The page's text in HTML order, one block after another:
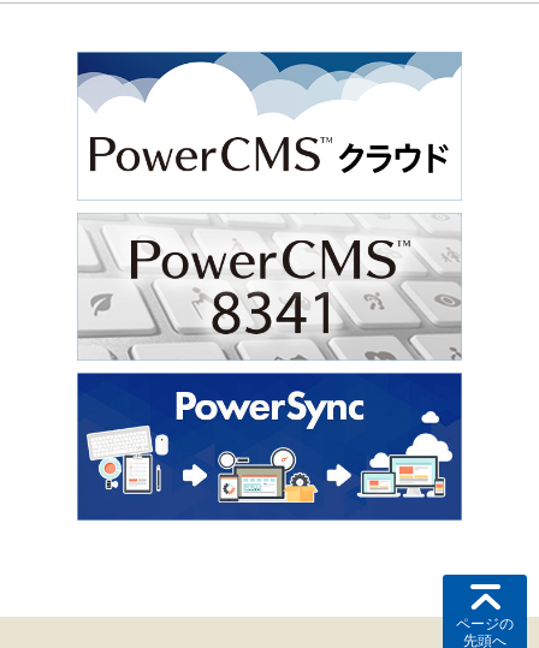
ページの
先頭へ